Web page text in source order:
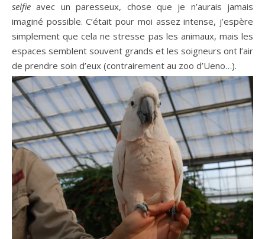
selfie avec un paresseux, chose que je n’aurais jamais
imaginé possible. C’était pour moi assez intense, j’espère
simplement que cela ne stresse pas les animaux, mais les
espaces semblent souvent grands et les soigneurs ont l’air
de prendre soin d’eux (contrairement au zoo d’Ueno…).